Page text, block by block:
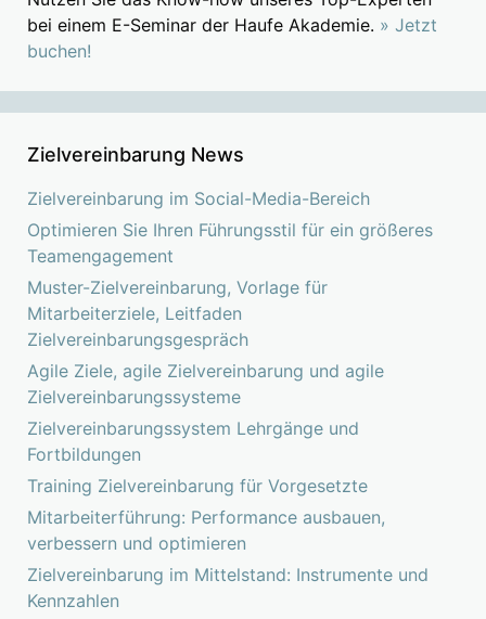
bei einem E-Seminar der Haufe Akademie. » Jetzt
buchen!
Zielvereinbarung News
Zielvereinbarung im Social-Media-Bereich
Optimieren Sie Ihren Führungsstil für ein größeres
Teamengagement
Muster-Zielvereinbarung, Vorlage für
Mitarbeiterziele, Leitfaden
Zielvereinbarungsgespräch
Agile Ziele, agile Zielvereinbarung und agile
Zielvereinbarungssysteme
Zielvereinbarungssystem Lehrgänge und
Fortbildungen
Training Zielvereinbarung für Vorgesetzte
Mitarbeiterführung: Performance ausbauen,
verbessern und optimieren
Zielvereinbarung im Mittelstand: Instrumente und
Kennzahlen